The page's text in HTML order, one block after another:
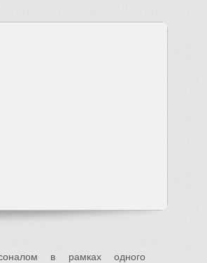
в рамках одного